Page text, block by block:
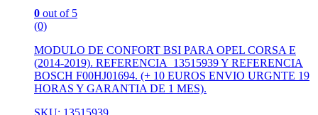
0 out of 5
(0)
MODULO DE CONFORT BSI PARA OPEL CORSA E
(2014-2019). REFERENCIA 13515939 Y REFERENCIA
BOSCH F00HJ01694. (+ 10 EUROS ENVIO URGNTE 19
HORAS Y GARANTIA DE 1 MES).